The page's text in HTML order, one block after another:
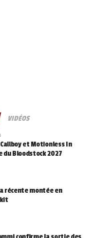
VIDÉOS
et Motionless In
du Bloodstock 2027
récente montée en